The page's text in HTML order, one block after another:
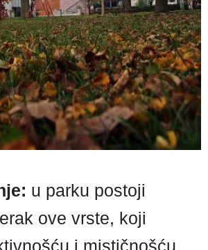
u parku postoji
ove vrste, koji
i mističnošću